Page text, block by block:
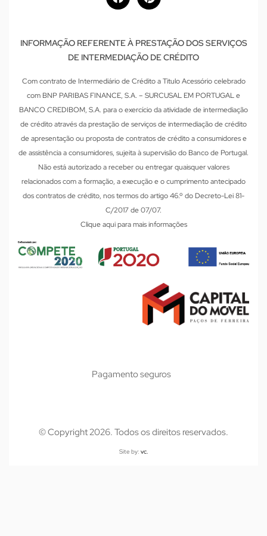
INFORMAÇÃO REFERENTE À PRESTAÇÃO DOS SERVIÇOS
DE INTERMEDIAÇÃO DE CRÉDITO
Com contrato de Intermediário de Crédito a Titulo Acessório celebrado
com BNP PARIBAS FINANCE, S.A. – SURCUSAL EM PORTUGAL e
BANCO CREDIBOM, S.A. para o exercício da atividade de intermediação
de crédito através da prestação de serviços de intermediação de crédito
de apresentação ou proposta de contratos de crédito a consumidores e
de assistência a consumidores, sujeita à supervisão do Banco de Portugal.
Não está autorizado a receber ou entregar quaisquer valores
relacionados com a formação, a execução e o cumprimento antecipado
dos contratos de crédito, nos termos do artigo 46.º do Decreto-Lei 81-
C/2017 de 07/07.
Clique aqui para mais informações
© Copyright 2026. Todos os direitos reservados.
Site by: vc.
Pagamento seguros